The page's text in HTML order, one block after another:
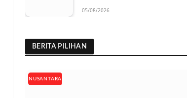
05/08/2026
BERITA PILIHAN
NUSANTARA